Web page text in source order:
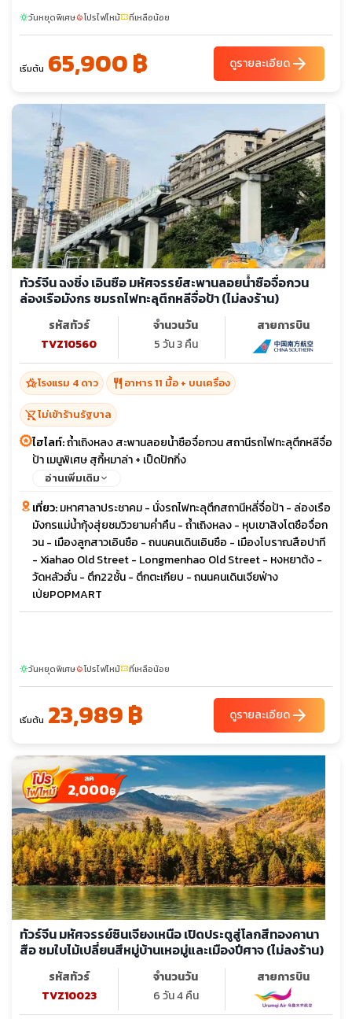
sunnyวันหยุดพิเศษlocal_fire_departmentโปรไฟไหม้confirmation_numberที่เหลือน้อย
เริ่มต้น 65,900 ฿ ดูรายละเอียดarrow_forward
ทัวร์จีน ฉงชิ่ง เอินซือ มหัศจรรย์สะพานลอยน้ำซือจื่อกวน
ล่องเรือมังกร ชมรถไฟทะลุตึกหลีจื่อป้า (ไม่ลงร้าน)
รหัสทัวร์
TVZ10560
จำนวนวัน
5 วัน 3 คืน
สายการบิน
hotel_classโรงแรม 4 ดาว restaurant อาหาร 11 มื้อ + บนเครื่อง
shopping_cart_offไม่เข้าร้านรัฐบาล
ไฮไลท์:ถ้ำเถิงหลง สะพานลอยน้ำซือจื่อกวน สถานีรถไฟทะลุตึกหลีจื่อ
ป้า เมนูพิเศษ สุกี้หมาล่า + เป็ดปักกิ่ง
อ่านเพิ่มเติม
เที่ยว:มหาศาลาประชาคม - นั่งรถไฟทะลุตึกสถานีหลี่จื่อป้า - ล่องเรือ
มังกรแม่น้ำกุ้งสุ่ยชมวิวยามค่ำคืน - ถ้ำเถิงหลง - หุบเขาสิงโตซือจื่อก
วน - เมืองลูกสาวเอินซือ - ถนนคนเดินเอินซือ - เมืองโบราณสือปาที
- Xiahao Old Street - Longmenhao Old Street - หงหยาต้ง -
วัดหลัวฮั่น - ตึก22ชั้น - ตึกตะเกียบ - ถนนคนเดินเจียฟ่าง
เป่ยPOPMART
sunnyวันหยุดพิเศษlocal_fire_departmentโปรไฟไหม้confirmation_numberที่เหลือน้อย
เริ่มต้น 23,989 ฿ ดูรายละเอียดarrow_forward
2,000฿
ทัวร์จีน มหัศจรรย์ซินเจียงเหนือ เปิดประตูสู่โลกสีทองคานา
สือ ชมใบไม้เปลี่ยนสีหมู่บ้านเหอมู่และเมืองปีศาจ (ไม่ลงร้าน)
รหัสทัวร์
TVZ10023
จำนวนวัน
6 วัน 4 คืน
สายการบิน